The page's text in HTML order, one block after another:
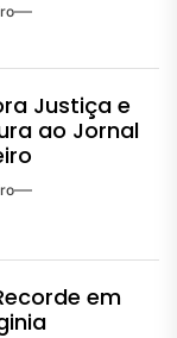
Justiça e
ao Jornal
em